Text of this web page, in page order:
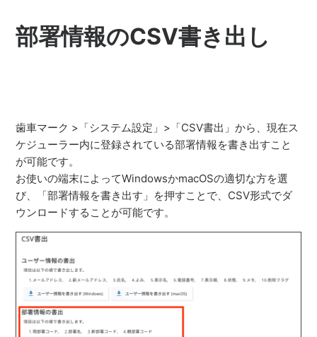
部署情報のCSV書き出し
歯車マーク >「システム設定」>「CSV書出」から、現在ス
ケジューラー内に登録されている部署情報を書き出すこと
が可能です。
お使いの端末によってWindowsかmacOSの適切な方を選
び、「部署情報を書き出す」を押すことで、CSV形式でダ
ウンロードすることが可能です。